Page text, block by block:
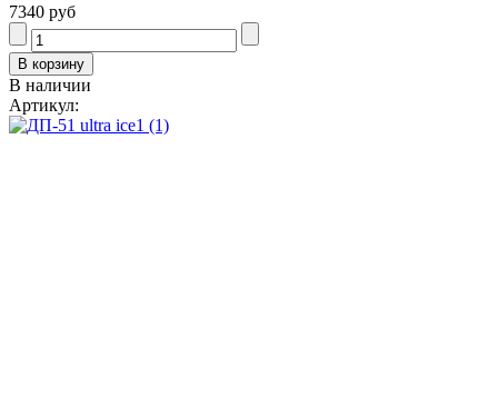
7340 руб
В наличии
Артикул: